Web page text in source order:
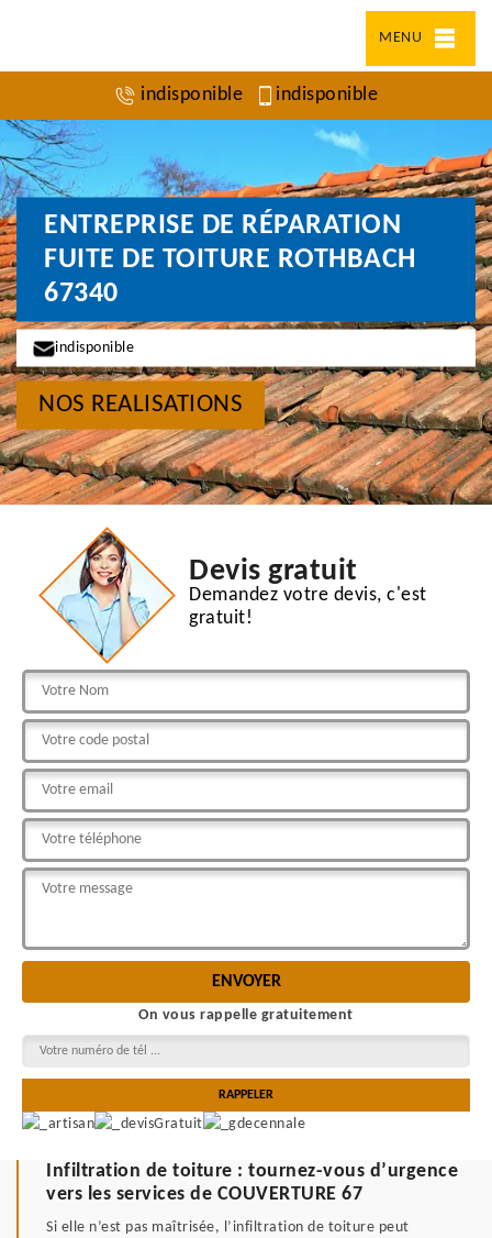
MENU
indisponible indisponible
ENTREPRISE DE RÉPARATION
FUITE DE TOITURE ROTHBACH
67340
indisponible
NOS REALISATIONS
Devis gratuit
Demandez votre devis, c'est
gratuit!
On vous rappelle gratuitement
Infiltration de toiture : tournez-vous d’urgence
vers les services de COUVERTURE 67
Si elle n’est pas maîtrisée, l’infiltration de toiture peut